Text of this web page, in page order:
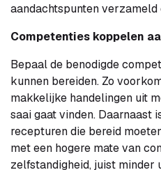
aandachtspunten verzameld
Competenties koppelen
Bepaal de benodigde
kunnen bereiden. Zo
makkelijke handelingen uit
saai gaat vinden. Daarnaast
recepturen die bereid
met een hogere mate van
zelfstandigheid, juist minder